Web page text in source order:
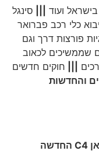
|||
סינגל
כלי רכב פברואר
פורצות דרך וגם
לכאוב
|||
חוקים חדשים
C4החדשה